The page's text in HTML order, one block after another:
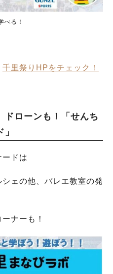
べる！
千里祭りHPをチェック！
ドローンも！「せんち
ドは
ェの他、バレエ教室の発
ナーも！